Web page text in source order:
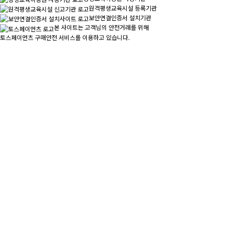
원격평생교육시설 등록기관
보안연결인증서 설치기관
본 사이트는 고객님의 안전거래를 위해
토스페이먼츠 구매안전 서비스를 이용하고 있습니다.